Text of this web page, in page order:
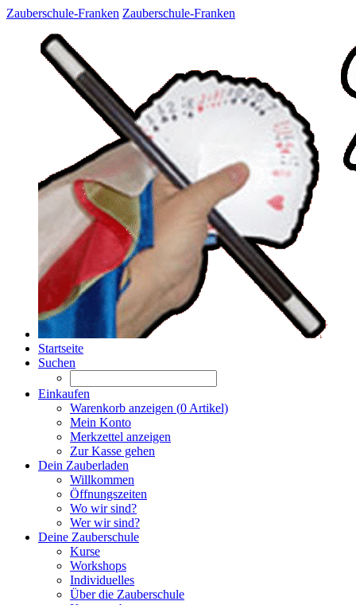
Zauberschule-Franken Zauberschule-Franken
Startseite
Suchen
Einkaufen
Warenkorb anzeigen (0 Artikel)
Mein Konto
Merkzettel anzeigen
Zur Kasse gehen
Dein Zauberladen
Willkommen
Öffnungszeiten
Wo wir sind?
Wer wir sind?
Deine Zauberschule
Kurse
Workshops
Individuelles
Über die Zauberschule